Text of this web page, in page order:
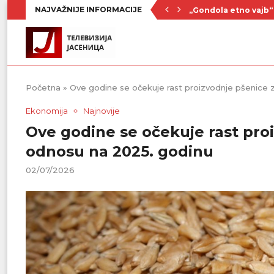
NAJVAŽNIJE INFORMACIJE „Gondola etno
Početna » Ove godine se očekuje rast proizvodnje pšenice
Ekonomija Najnovije
Ove godine se očekuje rast
odnosu na 2025. godinu
02/07/2026